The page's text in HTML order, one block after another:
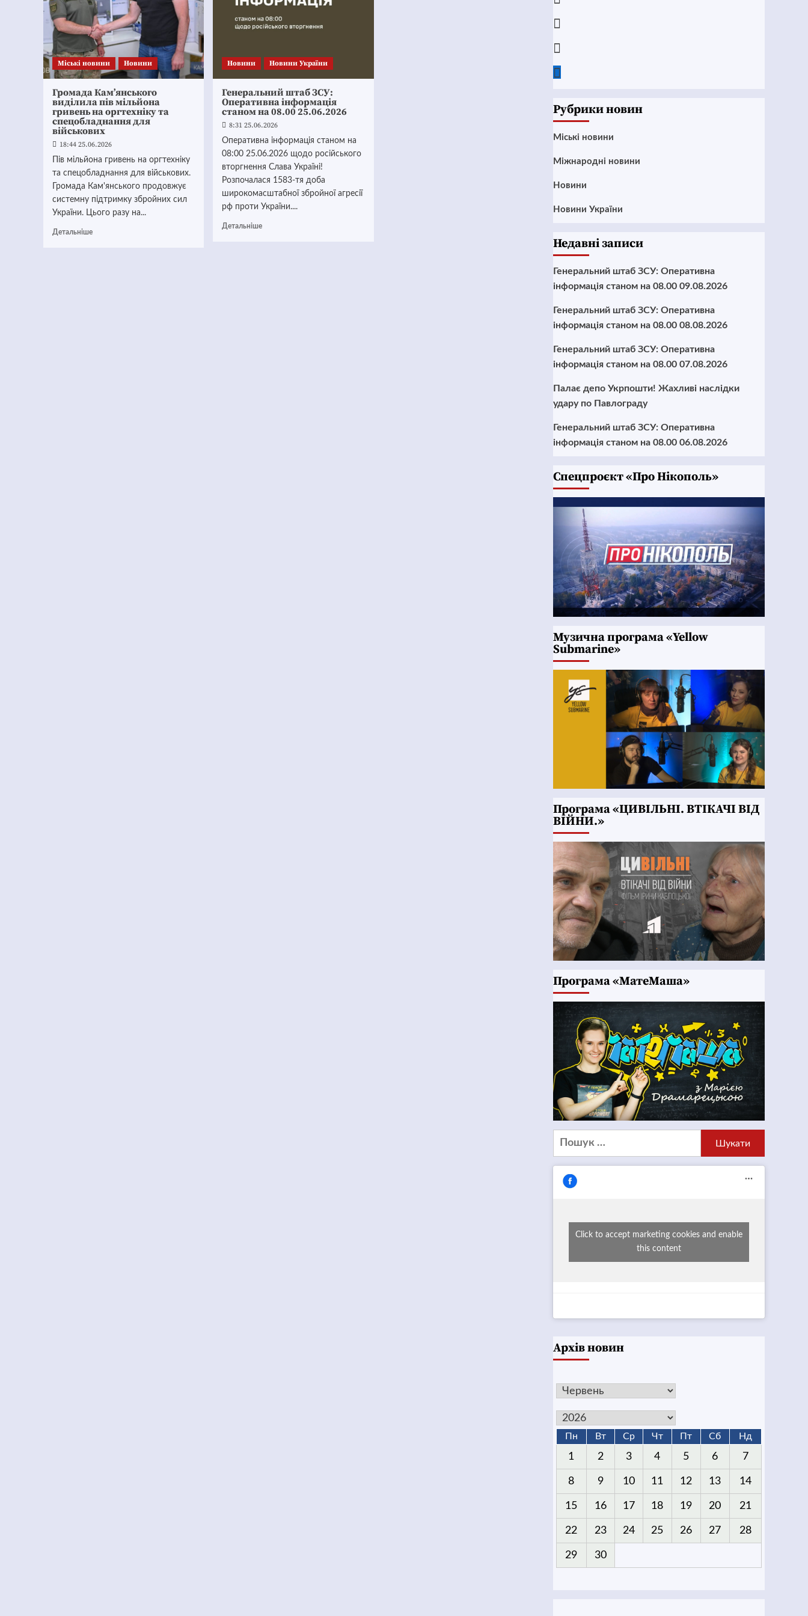
Mіські новини Новини
Громада Кам’янського
виділила пів мільйона
гривень на оргтехніку та
спецобладнання для
військових
18:44 25.06.2026
Пів мільйона гривень на оргтехніку
та спецобладнання для військових.
Громада Кам'янського продовжує
системну підтримку збройних сил
України. Цього разу на...
Детальніше
Новини Новини України
Генеральний штаб ЗСУ:
Оперативна інформація
станом на 08.00 25.06.2026
8:31 25.06.2026
Оперативна інформація станом на
08:00 25.06.2026 щодо російського
вторгнення Слава Україні!
Розпочалася 1583-тя доба
широкомасштабної збройної агресії
рф проти України....
Детальніше
Рубрики новин
Mіські новини
Міжнародні новини
Новини
Новини України
Недавні записи
Генеральний штаб ЗСУ: Оперативна
інформація станом на 08.00 09.08.2026
Генеральний штаб ЗСУ: Оперативна
інформація станом на 08.00 08.08.2026
Генеральний штаб ЗСУ: Оперативна
інформація станом на 08.00 07.08.2026
Палає депо Укрпошти! Жахливі наслідки
удару по Павлограду
Генеральний штаб ЗСУ: Оперативна
інформація станом на 08.00 06.08.2026
Cпецпроєкт «Про Нікополь»
Музична програма «Yellow
Submarine»
Програма «ЦИВІЛЬНІ. ВТІКАЧІ ВІД
ВІЙНИ.»
Програма «МатеМаша»
Пошук:
Click to accept marketing cookies and enable
this content
Архів новин
Пн Вт Ср Чт Пт Сб Нд
1 2 3 4 5 6 7
8 9 10 11 12 13 14
15 16 17 18 19 20 21
22 23 24 25 26 27 28
29 30